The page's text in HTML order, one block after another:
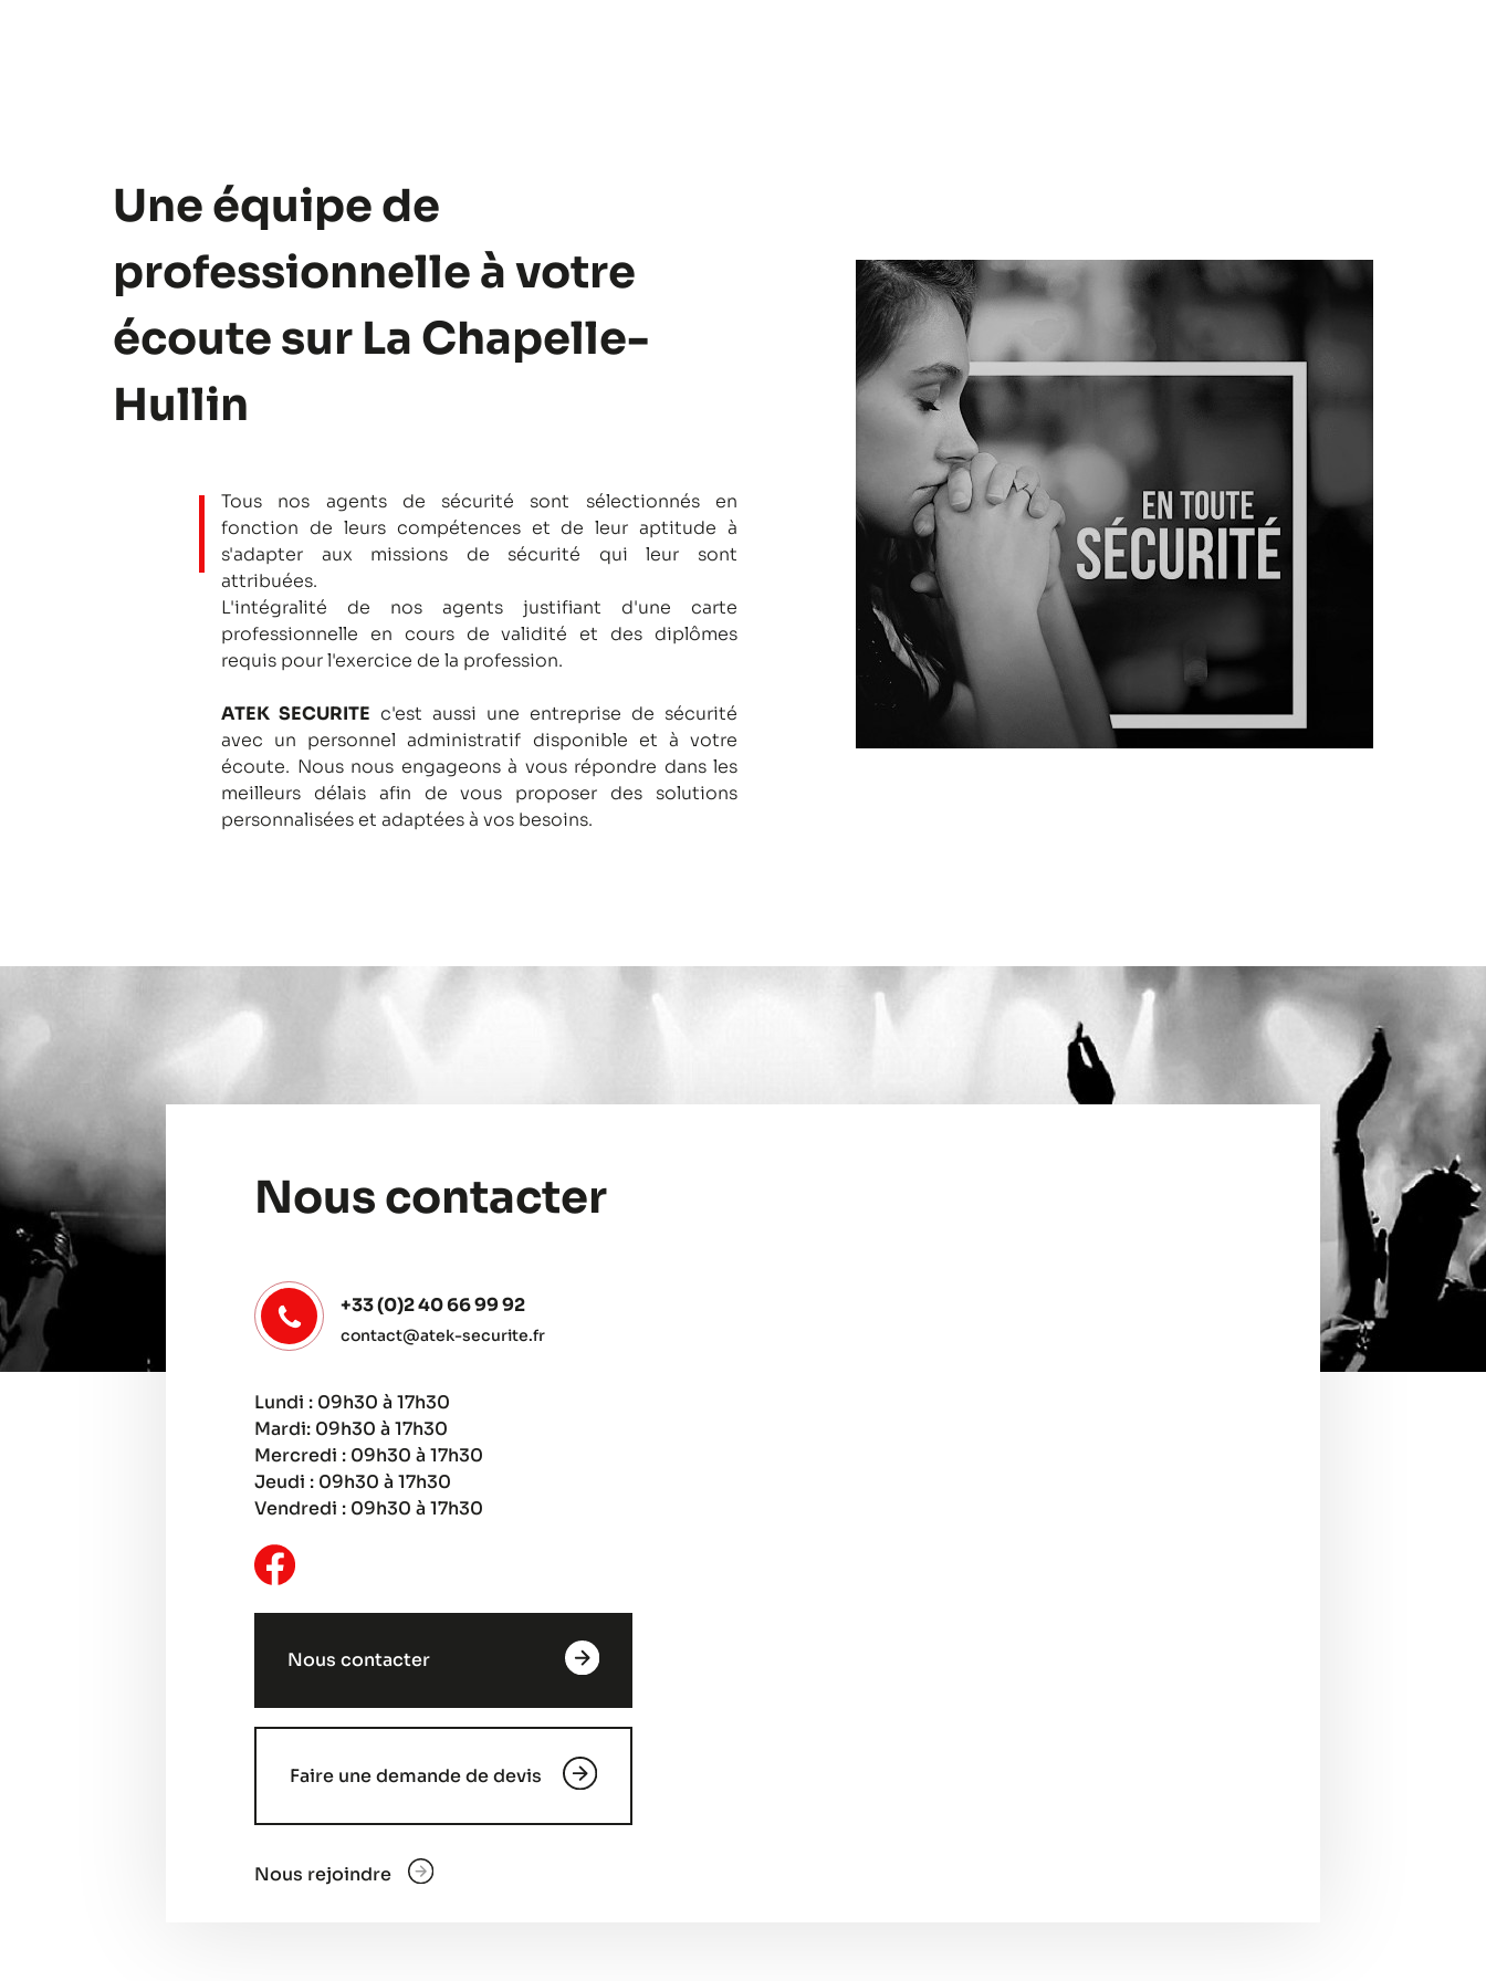
Une équipe de
professionnelle à votre
écoute sur La Chapelle-
Hullin
Tous nos agents de sécurité sont sélectionnés en
fonction de leurs compétences et de leur aptitude à
s'adapter aux missions de sécurité qui leur sont
attribuées.
L'intégralité de nos agents justifiant d'une carte
professionnelle en cours de validité et des diplômes
requis pour l'exercice de la profession.
ATEK SECURITE c'est aussi une entreprise de sécurité
avec un personnel administratif disponible et à votre
écoute. Nous nous engageons à vous répondre dans les
meilleurs délais afin de vous proposer des solutions
personnalisées et adaptées à vos besoins.
Nous contacter
+33 (0)2 40 66 99 92
contact@atek-securite.fr
Lundi : 09h30 à 17h30
Mardi: 09h30 à 17h30
Mercredi : 09h30 à 17h30
Jeudi : 09h30 à 17h30
Vendredi : 09h30 à 17h30
Nous contacter
Faire une demande de devis
Nous rejoindre